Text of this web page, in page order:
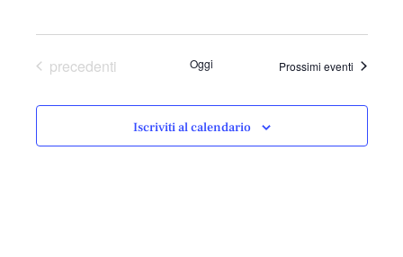
Eventi
precedenti Oggi Prossimi eventi
Iscriviti al calendario